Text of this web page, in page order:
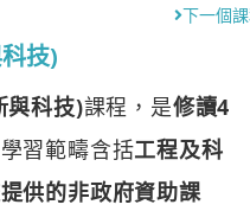
下一個
技)
與科技)課程，是修讀4
學習範疇含括工程及科
供的非政府資助課